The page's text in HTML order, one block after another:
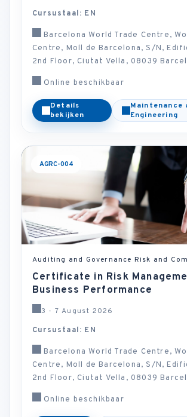
Cursustaal: EN
Barcelona World Trade Centre,
Centre, Moll de Barcelona, S/N,
2nd Floor, Ciutat Vella, 08039
Online beschikbaar
Details
bekijken
Maintenance
Engineering
AGRC-004
Auditing and Governance Risk and
Certificate in Risk
Business Performance
3 - 7 August 2026
Cursustaal: EN
Barcelona World Trade Centre,
Centre, Moll de Barcelona, S/N,
2nd Floor, Ciutat Vella, 08039
Online beschikbaar